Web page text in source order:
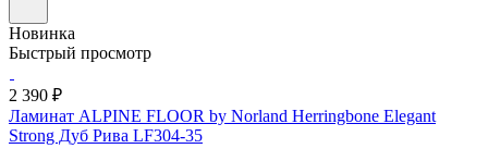
Новинка
Быстрый просмотр
2 390 ₽
Ламинат ALPINE FLOOR by Norland Herringbone Elegant
Strong Дуб Рива LF304-35